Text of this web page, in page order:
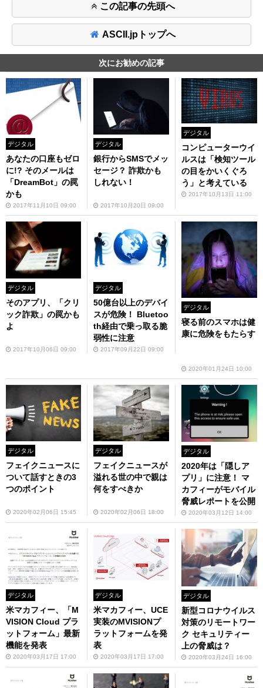
この記事の先頭へ
ASCII.jpトップへ
次にお勧めの記事
デジタル
あなたの口座もゼロ
に!? そのメールは
「DreamBot」の罠
かも
2017年11月10日 09:00
デジタル
銀行からSMSでメッ
セージ？ 詐欺かも
しれない！
2017年10月20日 09:00
デジタル
コンピューターウイ
ルスは「検知ツール
の目をかいくぐろ
う」と考えている
2017年10月13日 11:00
デジタル
そのアプリ、「クリ
ック詐欺」の罠かも
よ
2017年10月06日 09:00
デジタル
50億台以上のデバイ
スが危険！ Bluetoo
th経由で乗っ取る脆
弱性に注意
2017年09月22日 09:00
デジタル
寝る前のスマホは健
康に危険をもたらす
2020年01月24日 10:00
デジタル
フェイクニュースに
ついて話すときの3
つのポイント
2020年02月06日 15:45
デジタル
フェイクニュースが
溢れる世の中で親は
何をすべきか
2020年02月06日 18:00
デジタル
2020年は「隠しア
プリ」に注意！ マ
カフィーがモバイル
脅威レポートを公開
2020年03月12日 14:00
デジタル
米マカフィー、「M
VISION Cloud プラ
ットフォーム」最新
機能を発表
2020年03月17日 17:00
デジタル
米マカフィー、UCE
実装のMVISIONプ
ラットフォームを発
表
2020年03月17日 17:00
デジタル
新型コロナウイルス
対策のリモートワー
ク セキュリティー
上の脅威は？
2020年03月24日 16:00